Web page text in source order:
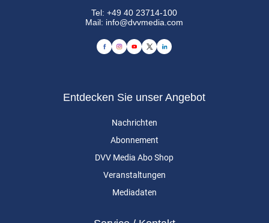
Tel:+49 40 23714-100
Mail: info@dvvmedia.com
Entdecken Sie unser Angebot
Nachrichten
Abonnement
DVV Media Abo Shop
Veranstaltungen
Mediadaten